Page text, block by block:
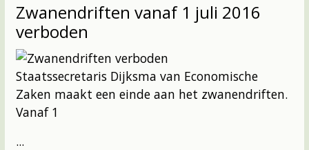
Zwanendriften vanaf 1 juli 2016
verboden
Staatssecretaris Dijksma van Economische
Zaken maakt een einde aan het zwanendriften.
Vanaf 1
...